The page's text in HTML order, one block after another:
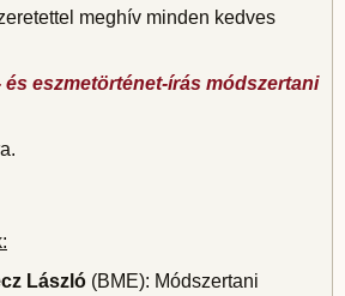
meghív minden kedves
és eszmetörténet-írás módszertani
László (BME): Módszertani